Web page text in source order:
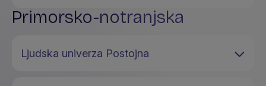
Primorsko-notranjska
Ljudska univerza Postojna